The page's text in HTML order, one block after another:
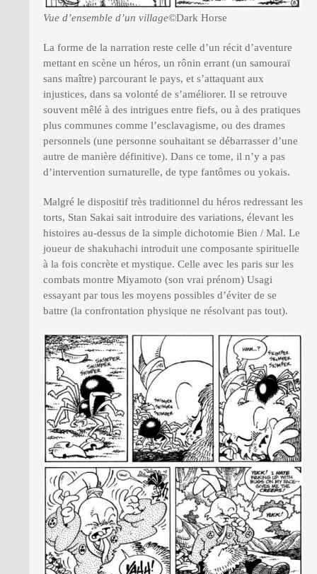
Vue d’ensemble d’un village©Dark Horse
La forme de la narration reste celle d’un récit d’aventure
mettant en scène un héros, un rônin errant (un samouraï
sans maître) parcourant le pays, et s’attaquant aux
injustices, dans sa volonté de s’améliorer. Il se retrouve
souvent mêlé à des intrigues entre fiefs, ou à des pratiques
plus communes comme l’esclavagisme, ou des drames
personnels (une personne souhaitant se débarrasser d’une
autre de manière définitive). Dans ce tome, il n’y a pas
d’intervention surnaturelle, de type fantômes ou yokais.
Malgré le dispositif très traditionnel du héros redressant les
torts, Stan Sakai sait introduire des variations, élevant les
histoires au-dessus de la simple dichotomie Bien / Mal. Le
joueur de shakuhachi introduit une composante spirituelle
à la fois concrète et mystique. Celle avec les paris sur les
combats montre Miyamoto (son vrai prénom) Usagi
essayant par tous les moyens possibles d’éviter de se
battre (la confrontation physique ne résolvant pas tout).